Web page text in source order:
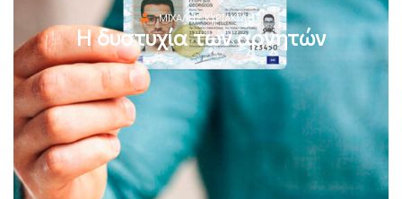
ΜΙΧΆΛΗΣ ΚΥΡΙΑΚΊΔΗΣ
Η δυστυχία των αρνητών